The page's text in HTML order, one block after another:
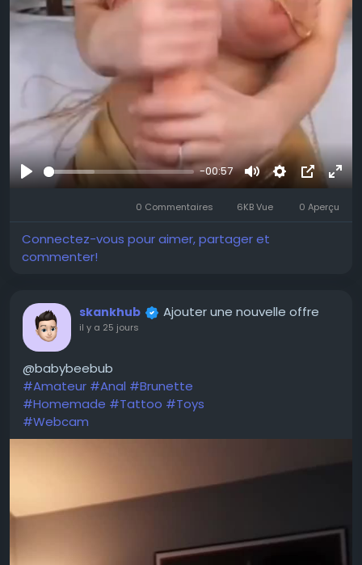
-00:57
MuetSettings
Image
dans
Plein
0 Commentaires 6KB Vue 0 Aperçu
Connectez-vous pour aimer, partager et
commenter!
skankhub Ajouter une nouvelle offre
il y a 25 jours
@babybeebub
#Amateur #Anal #Brunette
#Homemade #Tattoo #Toys
#Webcam